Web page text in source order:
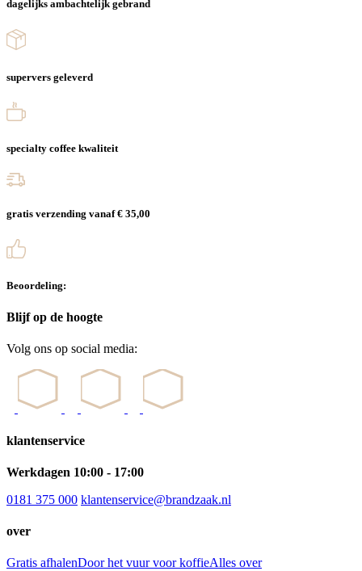
dagelijks ambachtelijk gebrand
supervers geleverd
specialty coffee kwaliteit
gratis verzending vanaf € 35,00
Beoordeling:
Blijf op de hoogte
Volg ons op social media:
klantenservice
Werkdagen 10:00 - 17:00
0181 375 000 klantenservice@brandzaak.nl
over
Gratis afhalenDoor het vuur voor koffieAlles over